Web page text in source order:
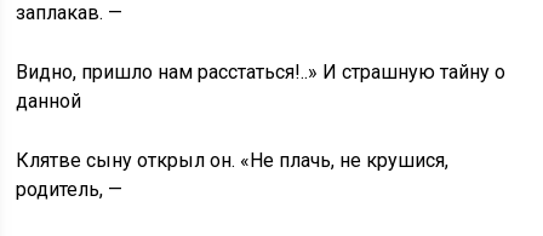
заплакав. —
Видно, пришло нам расстаться!..» И страшную тайну о
данной
Клятве сыну открыл он. «Не плачь, не крушися,
родитель, —